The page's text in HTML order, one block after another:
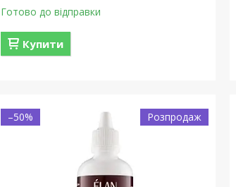
Готово до відправки
Купити
Розпродаж
–50%